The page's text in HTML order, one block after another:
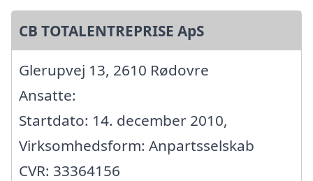
CB TOTALENTREPRISE ApS
Glerupvej 13, 2610 Rødovre
Ansatte:
Startdato: 14. december 2010,
Virksomhedsform: Anpartsselskab
CVR: 33364156